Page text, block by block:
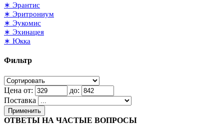
∗ Эрантис
∗ Эритрониум
∗ Эукомис
∗ Эхинацея
∗ Юкка
Фильтр
Цена от:
до:
Поставка
Применить
ОТВЕТЫ НА ЧАСТЫЕ ВОПРОСЫ